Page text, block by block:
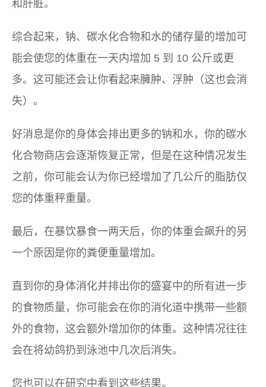
和肝脏。
综合起来，钠、碳水化合物和水的储存量的增加可
能会使您的体重在一天内增加 5 到 10 公斤或更
多。这可能还会让你看起来臃肿、浮肿（这也会消
失）。
好消息是你的身体会排出更多的钠和水，你的碳水
化合物商店会逐渐恢复正常，但是在这种情况发生
之前，你可能会认为你已经增加了几公斤的脂肪仅
您的体重秤重量。
最后，在暴饮暴食一两天后，你的体重会飙升的另
一个原因是你的粪便重量增加。
直到你的身体消化并排出你的盛宴中的所有进一步
的食物质量，你可能会在你的消化道中携带一些额
外的食物，这会额外增加你的体重。这种情况往往
会在将幼鸽扔到泳池中几次后消失。
您也可以在研究中看到这些结果。